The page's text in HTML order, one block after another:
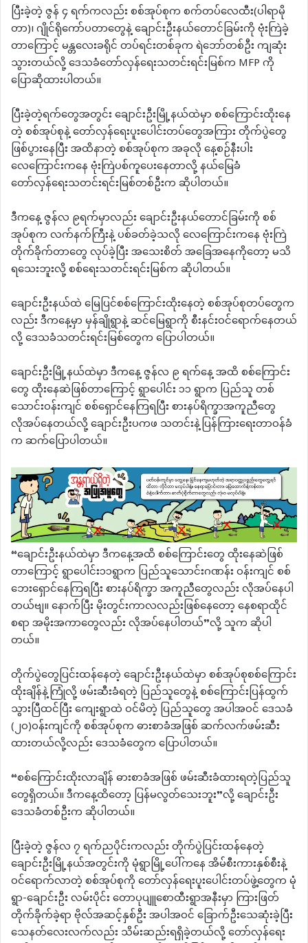
ပြီးခဲ့တဲ့ ဇွန် ၄ ရက်ကလည်း စစ်အုပ်စုက စက်တပ်လေထီး(ပါရာမို
တာ)၊ ဂျိုင်ရိုကော်ပတာတွေနဲ့ ချောင်းဦးနယ်တောင်ခြမ်းကို ဗုံးကြဲခဲ့
တာကြောင့် မန္တလေးခရိုင် တပ်ရင်းတစ်ခုက ရဲဘော်တစ်ဦး ကျဆုံး
သွားတယ်လို့ ဒေသခံတော်လှန်ရေးသတင်းရင်းမြစ်က MFP ကို
ပြောဆိုထားပါတယ်။
ပြီးခဲ့တဲ့ရက်တွေအတွင်း ချောင်းဦးမြို့နယ်ထဲမှာ စစ်ကြောင်းထိုးနေ
တဲ့ စစ်အုပ်စုနဲ့ တော်လှန်ရေးပူးပေါင်းတပ်တွေအကြား တိုက်ပွဲတွေ
ဖြစ်ပွားနေပြီး အထိနာတဲ့ စစ်အုပ်စုက အခုလို နေ့စဉ်နီးပါး
လေကြောင်းကနေ ဗုံးကြဲပစ်ကူပေးနေတာလို့ နယ်မြေခံ
တော်လှန်ရေးသတင်းရင်းမြစ်တစ်ဦးက ဆိုပါတယ်။
ဒီကနေ့ ဇွန်လ ၉ရက်မှာလည်း ချောင်းဦးနယ်တောင်ခြမ်းကို စစ်
အုပ်စုက လက်နက်ကြီးနဲ့ ပစ်ခတ်ခဲ့သလို လေကြောင်းကနေ ဗုံးကြဲ
တိုက်ခိုက်တာတွေ လုပ်ခဲ့ပြီး အသေးစိတ် အခြေအနေကိုတော့ မသိ
ရသေးဘူးလို့ စစ်ရေးသတင်းရင်းမြစ်က ဆိုပါတယ်။
ချောင်းဦးနယ်ထဲ မြေပြင်စစ်ကြောင်းထိုးနေတဲ့ စစ်အုပ်စုတပ်တွေက
လည်း ဒီကနေ့မှာ မှန်ချိုရွာနဲ့ ဆင်မြေရွာကို စီးနင်းဝင်ရောက်နေတယ်
လို့ ဒေသခံသတင်းရင်းမြစ်တွေက ပြောပါတယ်။
ချောင်းဦးမြို့နယ်ထဲမှာ ဒီကနေ့ ဇွန်လ ၉ ရက်နေ့ အထိ စစ်ကြောင်း
တွေ ထိုးနေဆဲဖြစ်တာကြောင့် ရွာပေါင်း ၁၁ ရွာက ပြည်သူ တစ်
သောင်းဝန်းကျင် စစ်ရှောင်နေကြရပြီး စားနပ်ရိက္ခာအကူညီတွေ
လိုအပ်နေတယ်လို့ ချောင်းဦးပကဖ သတင်းနဲ့ပြန်ကြားရေးတာဝန်ခံ
က ဆက်ပြောပါတယ်။
“ချောင်းဦးနယ်ထဲမှာ ဒီကနေ့အထိ စစ်ကြောင်းတွေ ထိုးနေဆဲဖြစ်
တာကြောင့် ရွာပေါင်း၁၁ရွာက ပြည်သူသောင်းဂဏန်း ဝန်းကျင် စစ်
ဘေးရှောင်နေကြရပြီး စားနပ်ရိက္ခာ အကူညီတွေလည်း လိုအပ်နေပါ
တယ်ဗျ။ နောက်ပြီး မိုးတွင်းကာလလည်းဖြစ်နေတော့ နေစရာထိုင်
စရာ အမိုးအကာတွေလည်း လိုအပ်နေပါတယ်”လို့ သူက ဆိုပါ
တယ်။
တိုက်ပွဲတွေပြင်းထန်နေတဲ့ ချောင်းဦးနယ်ထဲမှာ စစ်အုပ်စုစစ်ကြောင်း
ထိုးချိန်နဲ့ကြုံလို့ ဖမ်းဆီးခံရတဲ့ ပြည်သူတွေနဲ့ စစ်ကြောင်းပြန်ထွက်
သွားပြီထင်ပြီး ကျေးရွာထဲ ဝင်မိတဲ့ ပြည်သူတွေ အပါအဝင် ဒေသခံ
(၂၀)ဝန်းကျင်ကို စစ်အုပ်စုက ဓားစာခံအဖြစ် ဆက်လက်ဖမ်းဆီး
ထားတယ်လို့လည်း ဒေသခံတွေက ပြောပါတယ်။
“စစ်ကြောင်းထိုးလာချိန် ဓားစာခံအဖြစ် ဖမ်းဆီးခံထားရတဲ့ပြည်သူ
တွေရှိတယ်။ ဒီကနေ့ထိတော့ ပြန်မလွတ်သေးဘူး”လို့ ချောင်းဦး
ဒေသခံတစ်ဦးက ဆိုပါတယ်။
‌ပြီးခဲ့တဲ့ ဇွန်လ ၇ ရက်ညပိုင်းကလည်း တိုက်ပွဲပြင်းထန်နေတဲ့
ချောင်းဦးမြို့နယ်အတွင်းကို မုံရွာမြို့ပေါ်ကနေ အိမ်စီးကားနှစ်စီးနဲ့
ဝင်ရောက်လာတဲ့ စစ်အုပ်စုကို တော်လှန်ရေးပူးပေါင်းတပ်ဖွဲ့တွေက မုံ
ရွာ-ချောင်းဦး လမ်းပိုင်း တောပုပျူစောထီးရွာအနီးမှာ ကြားဖြတ်
တိုက်ခိုက်ခဲ့ရာ ဗိုလ်အဆင့်နှစ်ဦး အပါအဝင် ခြောက်ဦးသေဆုံးခဲ့ပြီး
သေနတ်လေးလက်လည်း သိမ်းဆည်းရရှိခဲ့တယ်လို့ တော်လှန်ရေး